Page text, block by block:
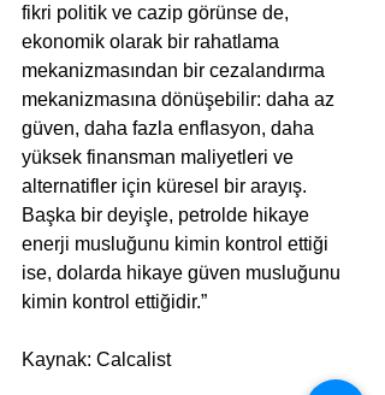
fikri politik ve cazip görünse de,
ekonomik olarak bir rahatlama
mekanizmasından bir cezalandırma
mekanizmasına dönüşebilir: daha az
güven, daha fazla enflasyon, daha
yüksek finansman maliyetleri ve
alternatifler için küresel bir arayış.
Başka bir deyişle, petrolde hikaye
enerji musluğunu kimin kontrol ettiği
ise, dolarda hikaye güven musluğunu
kimin kontrol ettiğidir.”
Kaynak: Calcalist